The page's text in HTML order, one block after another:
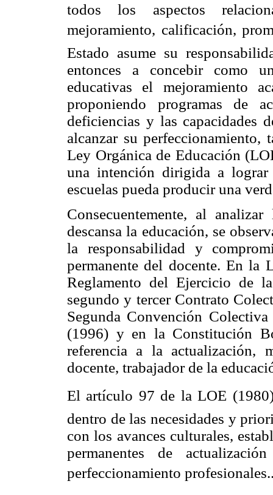
todos los aspectos
mejoramiento, calificación,
Estado asume su
entonces a concebir como
educativas el mejoramiento
proponiendo programas de
deficiencias y las capacidades
alcanzar su
Ley Orgánica de Educación
una intención dirigida a
escuelas pueda producir una
Consecuentemente, al
descansa la educación, se
la responsabilidad y
permanente del docente. En la
Reglamento del Ejercicio de
segundo y tercer Contrato
Segunda Convención
(1996) y en la Constitución
referencia a la actualización,
docente, trabajador de la
El artículo 97 de la LOE
dentro de las necesidades y
con los avances culturales,
permanentes de
perfeccionamiento